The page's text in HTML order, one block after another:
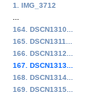
1. IMG_3712
164. DSCN1310...
165. DSCN1311...
166. DSCN1312...
167. DSCN1313...
168. DSCN1314...
169. DSCN1315...